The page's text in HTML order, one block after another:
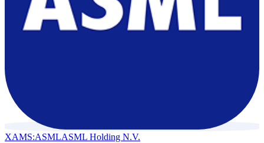
XAMS:ASMLASML Holding N.V.